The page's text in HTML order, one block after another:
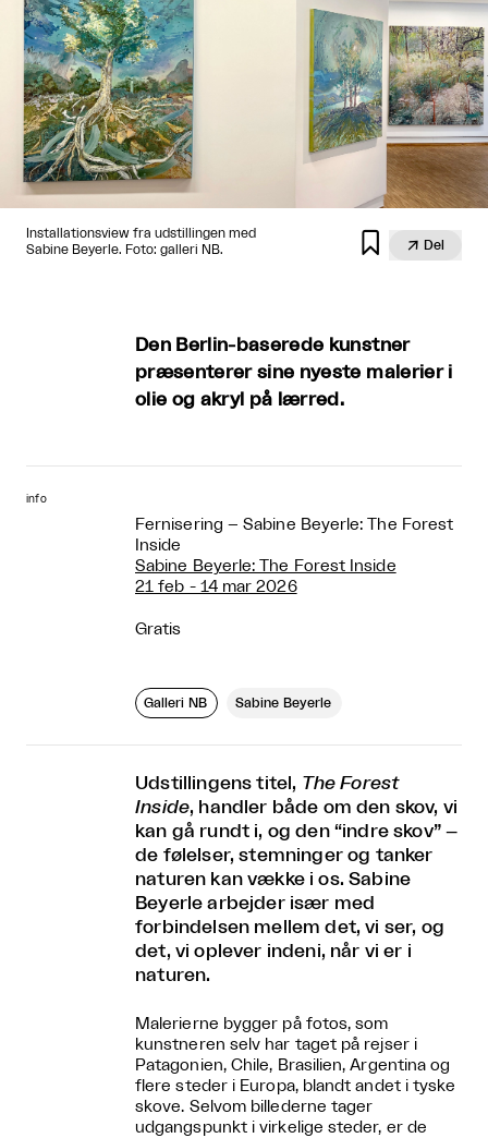
Installationsview fra udstillingen med
Sabine Beyerle. Foto: galleri NB.
  Del
Den Berlin-baserede kunstner
præsenterer sine nyeste malerier i
olie og akryl på lærred.
info
Fernisering – Sabine Beyerle: The Forest
Inside
Sabine Beyerle: The Forest Inside
21 feb - 14 mar 2026
Gratis
Galleri NB Sabine Beyerle
Udstillingens titel, The Forest
Inside, handler både om den skov, vi
kan gå rundt i, og den “indre skov” –
de følelser, stemninger og tanker
naturen kan vække i os. Sabine
Beyerle arbejder især med
forbindelsen mellem det, vi ser, og
det, vi oplever indeni, når vi er i
naturen.
Malerierne bygger på fotos, som
kunstneren selv har taget på rejser i
Patagonien, Chile, Brasilien, Argentina og
flere steder i Europa, blandt andet i tyske
skove. Selvom billederne tager
udgangspunkt i virkelige steder, er de